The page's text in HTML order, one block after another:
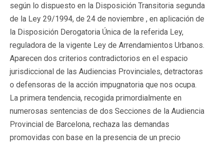
según lo dispuesto en la Disposición Transitoria segunda
de la Ley 29/1994, de 24 de noviembre , en aplicación de
la Disposición Derogatoria Única de la referida Ley,
reguladora de la vigente Ley de Arrendamientos Urbanos.
Aparecen dos criterios contradictorios en el espacio
jurisdiccional de las Audiencias Provinciales, detractoras
o defensoras de la acción impugnatoria que nos ocupa.
La primera tendencia, recogida primordialmente en
numerosas sentencias de dos Secciones de la Audiencia
Provincial de Barcelona, rechaza las demandas
promovidas con base en la presencia de un precio